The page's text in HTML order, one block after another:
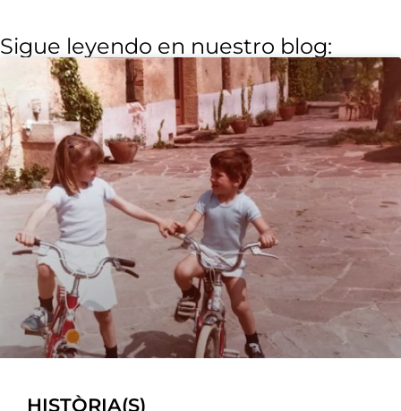
Sigue leyendo en nuestro blog:
HISTÒRIA(S)